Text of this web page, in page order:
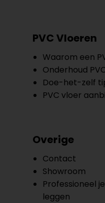
PVC Vloeren
Waarom een
Onderhoud
Doe-het-zelf
PVC vloer
Overige
Contact
Showroom
Professioneel
leggen